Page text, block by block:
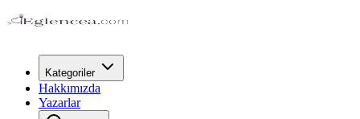
Kategoriler
Hakkımızda
Yazarlar